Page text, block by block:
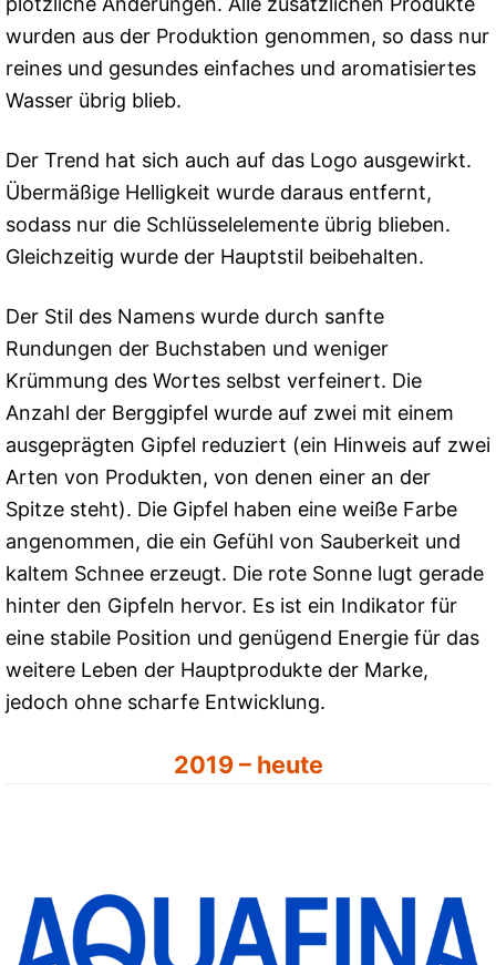
wurden aus der Produktion genommen, so dass nur
reines und gesundes einfaches und aromatisiertes
Wasser übrig blieb.
Der Trend hat sich auch auf das Logo ausgewirkt.
Übermäßige Helligkeit wurde daraus entfernt,
sodass nur die Schlüsselelemente übrig blieben.
Gleichzeitig wurde der Hauptstil beibehalten.
Der Stil des Namens wurde durch sanfte
Rundungen der Buchstaben und weniger
Krümmung des Wortes selbst verfeinert. Die
Anzahl der Berggipfel wurde auf zwei mit einem
ausgeprägten Gipfel reduziert (ein Hinweis auf zwei
Arten von Produkten, von denen einer an der
Spitze steht). Die Gipfel haben eine weiße Farbe
angenommen, die ein Gefühl von Sauberkeit und
kaltem Schnee erzeugt. Die rote Sonne lugt gerade
hinter den Gipfeln hervor. Es ist ein Indikator für
eine stabile Position und genügend Energie für das
weitere Leben der Hauptprodukte der Marke,
jedoch ohne scharfe Entwicklung.
2019 – heute